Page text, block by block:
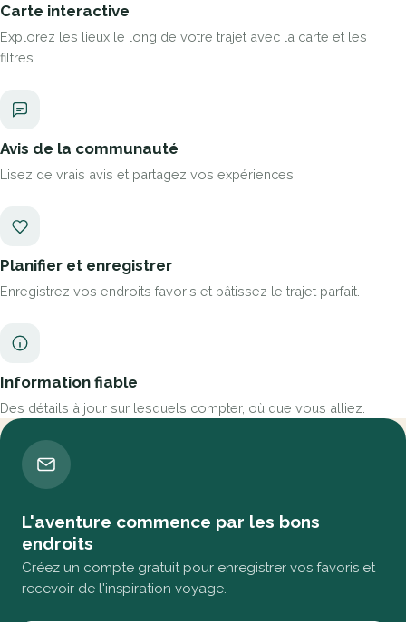
Carte interactive
Explorez les lieux le long de votre trajet avec la carte et les
filtres.
Avis de la communauté
Lisez de vrais avis et partagez vos expériences.
Planifier et enregistrer
Enregistrez vos endroits favoris et bâtissez le trajet parfait.
Information fiable
Des détails à jour sur lesquels compter, où que vous alliez.
L'aventure commence par les bons
endroits
Créez un compte gratuit pour enregistrer vos favoris et
recevoir de l'inspiration voyage.